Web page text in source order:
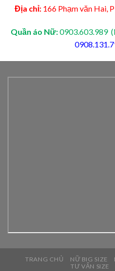
Địa chỉ: 166 Phạm văn Hai,
Quần áo Nữ:0903.603.989
TRANG CHỦ NỮ BIG SIZE
TƯ VẤN SIZE